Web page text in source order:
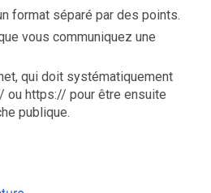
format séparé par des points.
vous communiquez une
qui doit systématiquement
ou https:// pour être ensuite
publique.